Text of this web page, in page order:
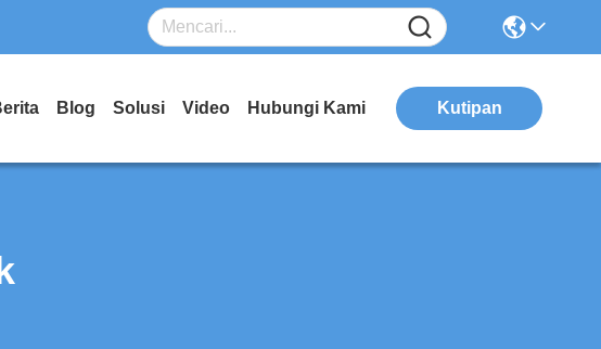
Blog Solusi Video Hubungi Kami Kutipan